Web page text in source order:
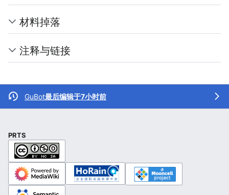
材料掉落
注释与链接
GuBot最后编辑于7小时前
PRTS